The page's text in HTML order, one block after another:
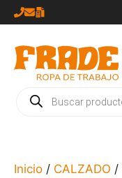
Saltar
al
contenido
Búsqueda
de
Inicio / CALZADO /